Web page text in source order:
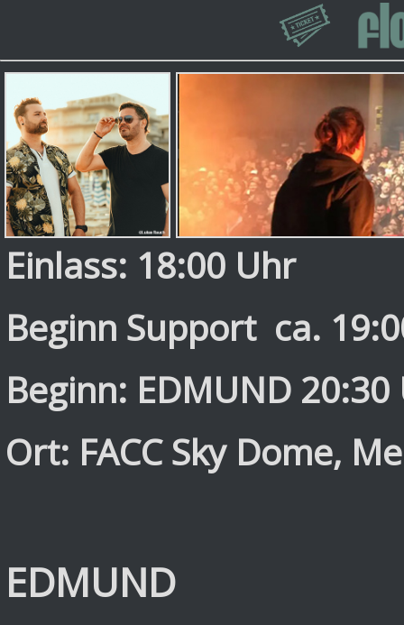
Einlass: 18:00 Uhr
Beginn Support ca.
Beginn: EDMUND 20:30
Ort: FACC Sky Dome,
EDMUND